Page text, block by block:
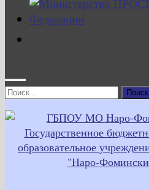
Найти: